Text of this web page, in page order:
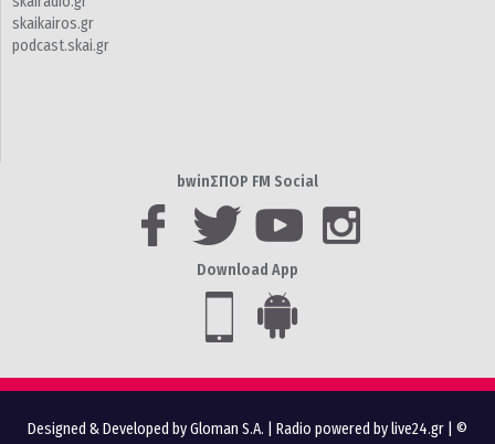
skaikairos.gr
podcast.skai.gr
bwinΣΠΟΡ FM Social
Download App
Designed & Developed by Gloman S.A. Radio powered by live24.gr | ©